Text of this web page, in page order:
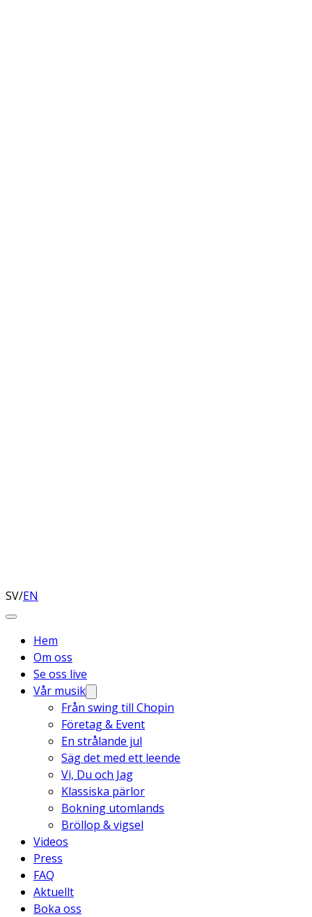
SV/EN
Hem
Om oss
Se oss live
Vår musik
Från swing till Chopin
Företag & Event
En strålande jul
Säg det med ett leende
Vi, Du och Jag
Klassiska pärlor
Bokning utomlands
Bröllop & vigsel
Videos
Press
FAQ
Aktuellt
Boka oss